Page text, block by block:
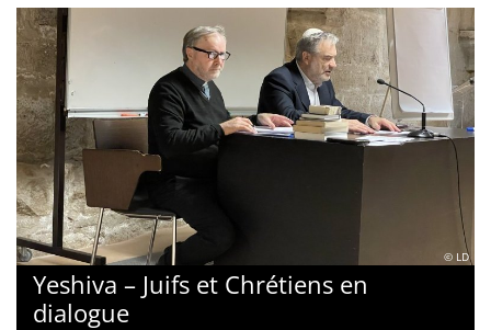
© LD
Yeshiva – Juifs et Chrétiens en
dialogue